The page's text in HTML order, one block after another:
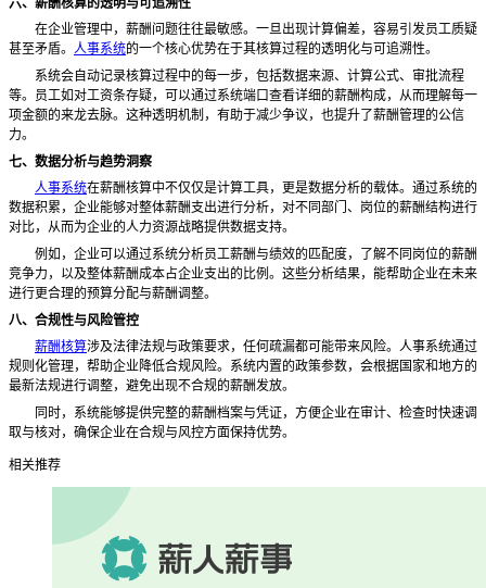
六、薪酬核算的透明与可追溯性
在企业管理中，薪酬问题往往最敏感。一旦出现计算偏差，容易引发员工质疑
甚至矛盾。 人事系统的一个核心优势在于其核算过程的透明化与可追溯性。
系统会自动记录核算过程中的每一步，包括数据来源、计算公式、审批流程
等。员工如对工资条存疑，可以通过系统端口查看详细的薪酬构成，从而理解每一
项金额的来龙去脉。这种透明机制，有助于减少争议，也提升了薪酬管理的公信
力。
七、数据分析与趋势洞察
人事系统在薪酬核算中不仅仅是计算工具，更是数据分析的载体。通过系统的
数据积累，企业能够对整体薪酬支出进行分析，对不同部门、岗位的薪酬结构进行
对比，从而为企业的人力资源战略提供数据支持。
例如，企业可以通过系统分析员工薪酬与绩效的匹配度，了解不同岗位的薪酬
竞争力，以及整体薪酬成本占企业支出的比例。这些分析结果，能帮助企业在未来
进行更合理的预算分配与薪酬调整。
八、合规性与风险管控
薪酬核算涉及法律法规与政策要求，任何疏漏都可能带来风险。人事系统通过
规则化管理，帮助企业降低合规风险。系统内置的政策参数，会根据国家和地方的
最新法规进行调整，避免出现不合规的薪酬发放。
同时，系统能够提供完整的薪酬档案与凭证，方便企业在审计、检查时快速调
取与核对，确保企业在合规与风控方面保持优势。
相关推荐